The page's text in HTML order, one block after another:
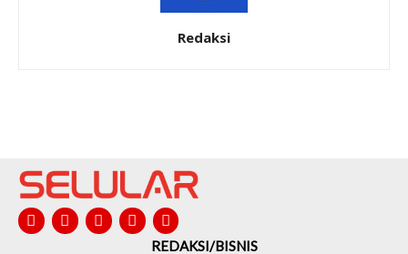
Redaksi
REDAKSI/BISNIS